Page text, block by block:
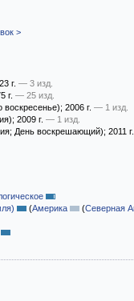
>
г. — 3 изд.
г. — 25 изд.
воскресенье); 2006 г. — 1 изд.
; 2009 г. — 1 изд.
День воскрешающий); 2011 г.
(Америка (Северная